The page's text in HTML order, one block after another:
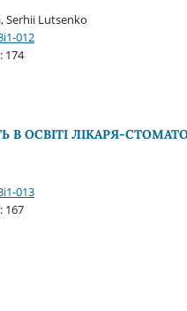
Serhii Lutsenko
012
174
ОСВІТІ ЛІКАРЯ-
013
167